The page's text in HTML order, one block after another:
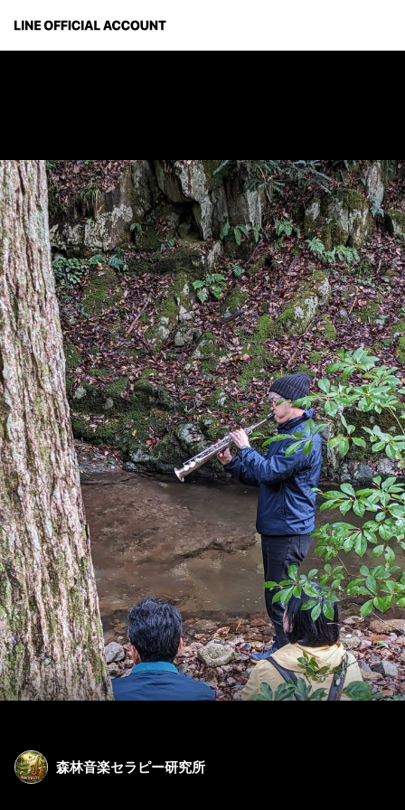
森林音楽セラピー研究所